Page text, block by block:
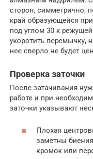
сторон, симметрично,
край образующейся
под углом 30 к
укоротить перемычку,
нее сверло не будет
Проверка заточки
После затачивания
работе и при
заточки указывают
Плохая
заметны
кромок или